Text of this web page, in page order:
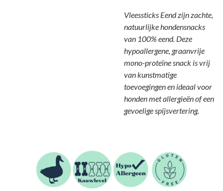
Vleessticks Eend zijn zachte,
natuurlijke hondensnacks
van 100% eend. Deze
hypoallergene, graanvrije
mono-proteïne snack is vrij
van kunstmatige
toevoegingen en ideaal voor
honden met allergieën of een
gevoelige spijsvertering.